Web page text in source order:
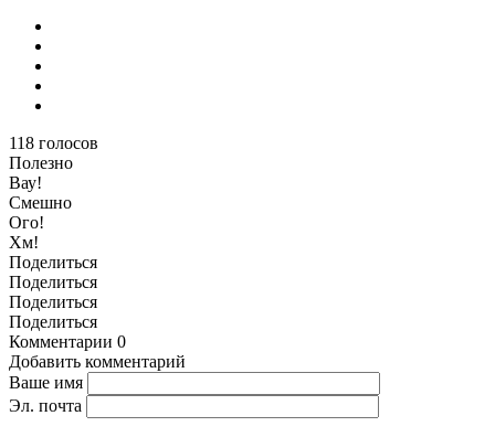
118 голосов
Полезно
Вау!
Смешно
Ого!
Хм!
Поделиться
Поделиться
Поделиться
Поделиться
Комментарии 0
Добавить комментарий
Ваше имя
Эл. почта